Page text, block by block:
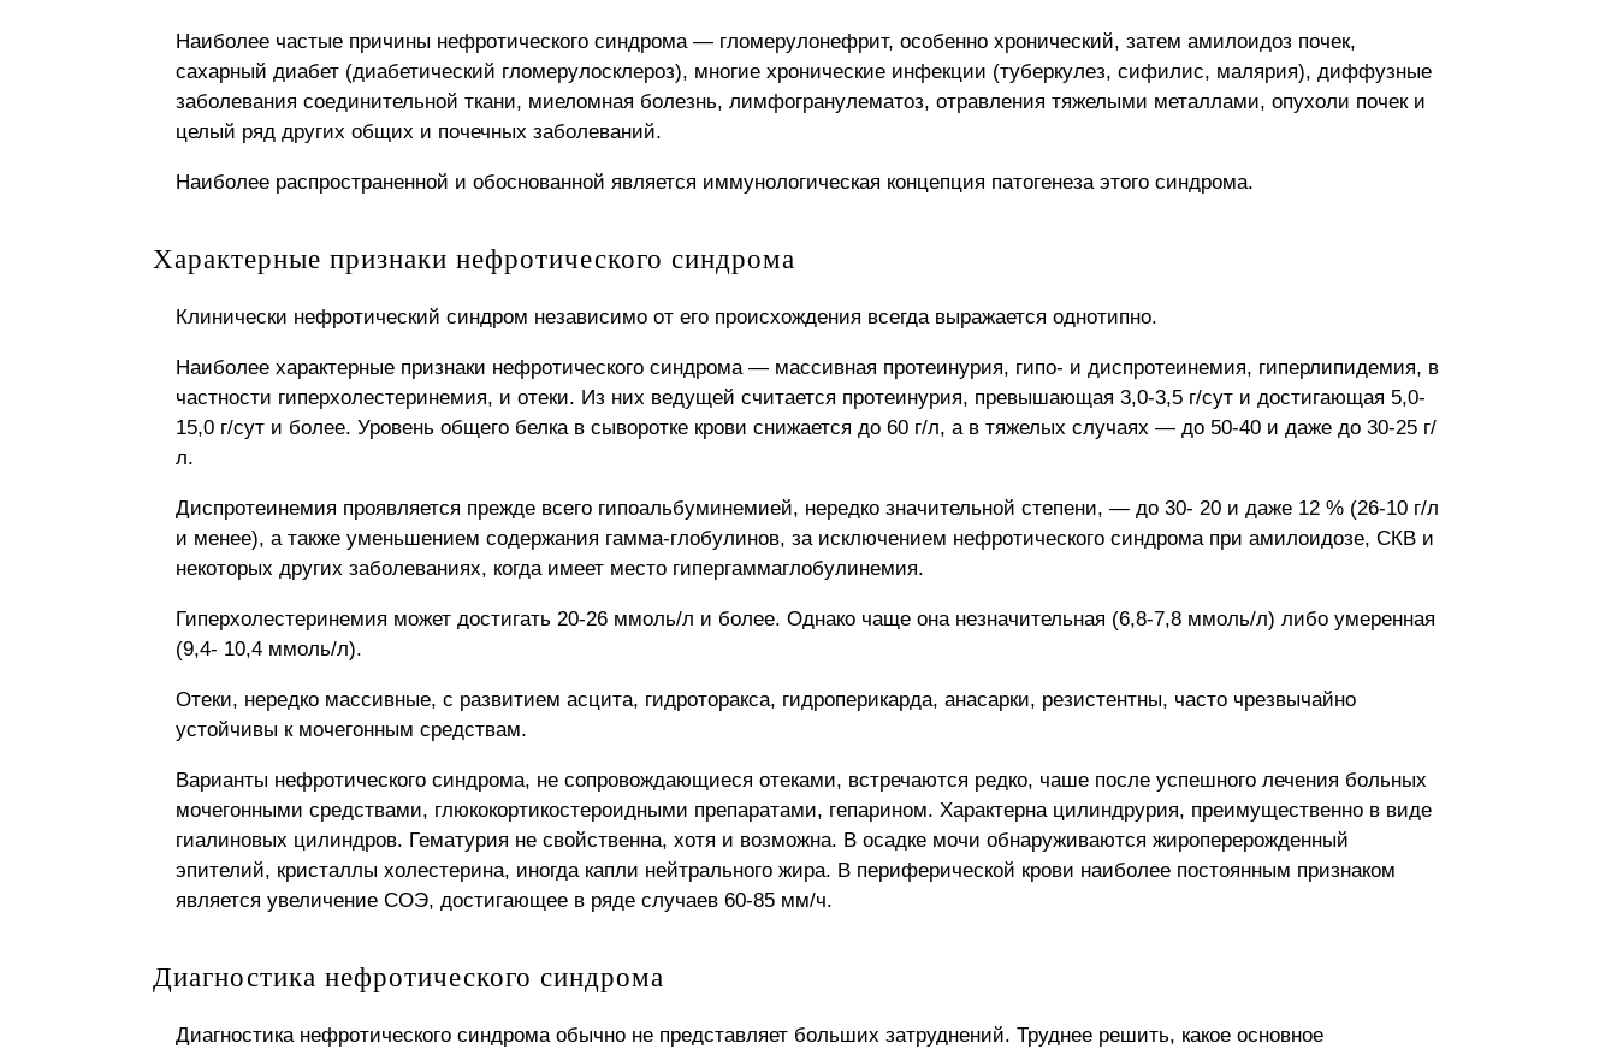
Наиболее частые причины нефротического синдрома — гломерулонефрит, особенно хронический, затем амилоидоз почек,
сахарный диабет (диабетический гломерулосклероз), многие хронические инфекции (туберкулез, сифилис, малярия), диффузные
заболевания соединительной ткани, миеломная болезнь, лимфогранулематоз, отравления тяжелыми металлами, опухоли почек и
целый ряд других общих и почечных заболеваний.
Наиболее распространенной и обоснованной является иммунологическая концепция патогенеза этого синдрома.
Характерные признаки нефротического синдрома
Клинически нефротический синдром независимо от его происхождения всегда выражается однотипно.
Наиболее характерные признаки нефротического синдрома — массивная протеинурия, гипо- и диспротеинемия, гиперлипидемия, в
частности гиперхолестеринемия, и отеки. Из них ведущей считается протеинурия, превышающая 3,0-3,5 г/сут и достигающая 5,0-
15,0 г/сут и более. Уровень общего белка в сыворотке крови снижается до 60 г/л, а в тяжелых случаях — до 50-40 и даже до 30-25 г/
л.
Диспротеинемия проявляется прежде всего гипоальбуминемией, нередко значительной степени, — до 30- 20 и даже 12 % (26-10 г/л
и менее), а также уменьшением содержания гамма-глобулинов, за исключением нефротического синдрома при амилоидозе, СКВ и
некоторых других заболеваниях, когда имеет место гипергаммаглобулинемия.
Гиперхолестеринемия может достигать 20-26 ммоль/л и более. Однако чаще она незначительная (6,8-7,8 ммоль/л) либо умеренная
(9,4- 10,4 ммоль/л).
Отеки, нередко массивные, с развитием асцита, гидроторакса, гидроперикарда, анасарки, резистентны, часто чрезвычайно
устойчивы к мочегонным средствам.
Варианты нефротического синдрома, не сопровождающиеся отеками, встречаются редко, чаше после успешного лечения больных
мочегонными средствами, глюкокортикостероидными препаратами, гепарином. Характерна цилиндрурия, преимущественно в виде
гиалиновых цилиндров. Гематурия не свойственна, хотя и возможна. В осадке мочи обнаруживаются жироперерожденный
эпителий, кристаллы холестерина, иногда капли нейтрального жира. В периферической крови наиболее постоянным признаком
является увеличение СОЭ, достигающее в ряде случаев 60-85 мм/ч.
Диагностика нефротического синдрома
Диагностика нефротического синдрома обычно не представляет больших затруднений. Труднее решить, какое основное